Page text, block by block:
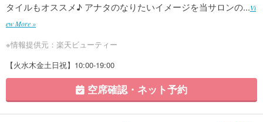
タイルもオススメ♪ アナタのなりたいイメージを当サロンの...Vi
ew More »
※情報提供元：楽天ビューティー
【火水木金土日祝】10:00-19:00
空席確認・ネット予約